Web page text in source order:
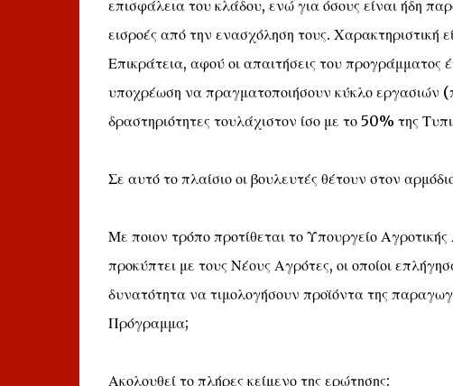
επισφάλεια του κλάδου, ενώ για όσους είναι ήδη
εισροές από την ενασχόληση τους.
Επικράτεια, αφού οι απαιτήσεις του προγράμματος
υποχρέωση να πραγματοποιήσουν κύκλο εργασιών
δραστηριότητες τουλάχιστον ίσο με το 50% της
Σε αυτό το πλαίσιο οι βουλευτές θέτουν στον
Με ποιον τρόπο προτίθεται το Υπουργείο
προκύπτει με τους Νέους Αγρότες, οι οποίοι
δυνατότητα να τιμολογήσουν προϊόντα της
Πρόγραμμα;
Ακολουθεί το πλήρες κείμενο της ερώτησης: